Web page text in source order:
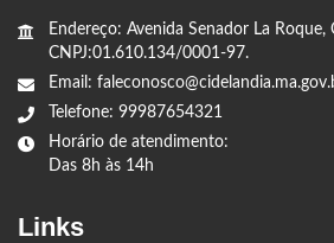
Endereço: Avenida Senador La Roque,
CNPJ:01.610.134/0001-97.
Email:
Telefone: 99987654321
Horário de atendimento:
Das 8h às 14h
Links